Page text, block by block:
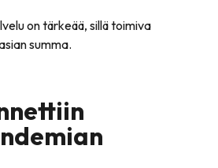
on tärkeää, sillä toimiva
summa.